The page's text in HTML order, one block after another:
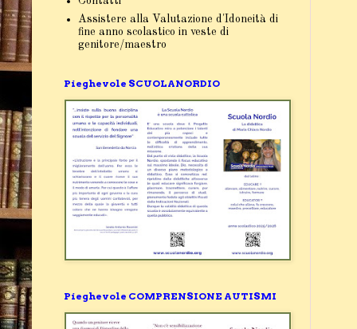
Assistere alla Valutazione d'Idoneità di
fine anno scolastico in veste di
genitore/maestro
Pieghevole SCUOLANORDIO
Pieghevole COMPRENSIONE AUTISMI